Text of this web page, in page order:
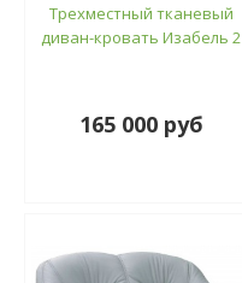
Трехместный тканевый
диван-кровать Изабель 2
165 000 руб